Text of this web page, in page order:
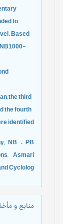
to
Based
the third
the fourth
identified
NB – PB
Asmari
Cyclolog.
منابع و مأخذ: